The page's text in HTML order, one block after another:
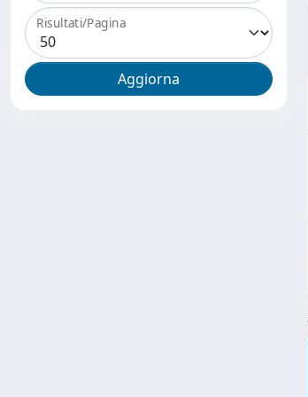
Risultati/Pagina